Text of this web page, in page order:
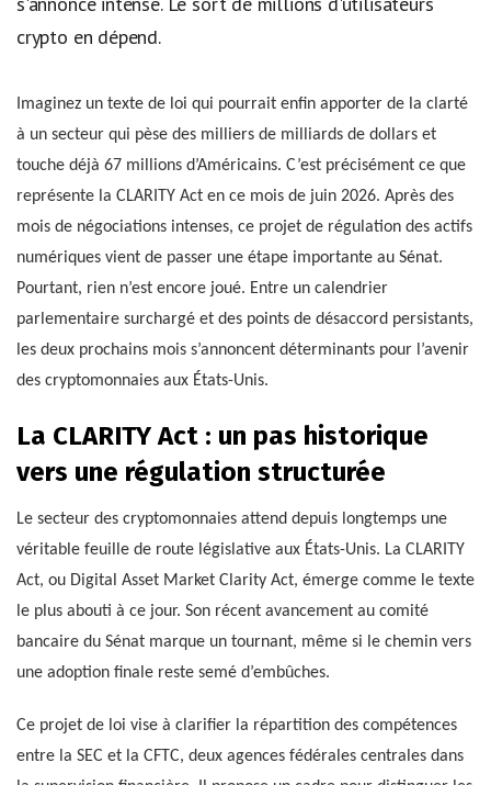
crypto en dépend.
Imaginez un texte de loi qui pourrait enfin apporter de la clarté
à un secteur qui pèse des milliers de milliards de dollars et
touche déjà 67 millions d’Américains. C’est précisément ce que
représente la CLARITY Act en ce mois de juin 2026. Après des
mois de négociations intenses, ce projet de régulation des actifs
numériques vient de passer une étape importante au Sénat.
Pourtant, rien n’est encore joué. Entre un calendrier
parlementaire surchargé et des points de désaccord persistants,
les deux prochains mois s’annoncent déterminants pour l’avenir
des cryptomonnaies aux États-Unis.
La CLARITY Act : un pas historique
vers une régulation structurée
Le secteur des cryptomonnaies attend depuis longtemps une
véritable feuille de route législative aux États-Unis. La CLARITY
Act, ou Digital Asset Market Clarity Act, émerge comme le texte
le plus abouti à ce jour. Son récent avancement au comité
bancaire du Sénat marque un tournant, même si le chemin vers
une adoption finale reste semé d’embûches.
Ce projet de loi vise à clarifier la répartition des compétences
entre la SEC et la CFTC, deux agences fédérales centrales dans